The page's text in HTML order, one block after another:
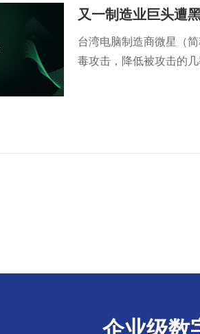
又一制造业巨头遭
台湾电脑制造商微星（
毒攻击，降低被攻击的几